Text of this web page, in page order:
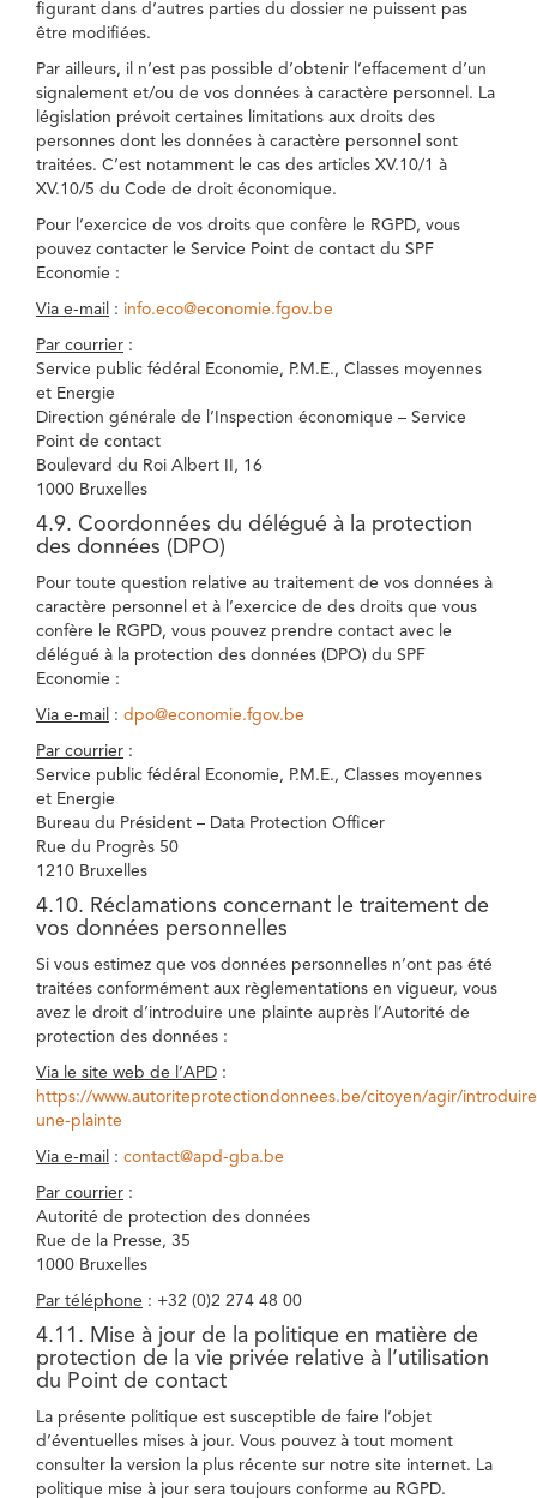
figurant dans d’autres parties du dossier ne puissent pas
être modifiées.
Par ailleurs, il n’est pas possible d’obtenir l’effacement d’un
signalement et/ou de vos données à caractère personnel. La
législation prévoit certaines limitations aux droits des
personnes dont les données à caractère personnel sont
traitées. C’est notamment le cas des articles XV.10/1 à
XV.10/5 du Code de droit économique.
Pour l’exercice de vos droits que confère le RGPD, vous
pouvez contacter le Service Point de contact du SPF
Economie :
Via e-mail : info.eco@economie.fgov.be
Par courrier :
Service public fédéral Economie, P.M.E., Classes moyennes
et Energie
Direction générale de l’Inspection économique – Service
Point de contact
Boulevard du Roi Albert II, 16
1000 Bruxelles
4.9. Coordonnées du délégué à la protection
des données (DPO)
Pour toute question relative au traitement de vos données à
caractère personnel et à l’exercice de des droits que vous
confère le RGPD, vous pouvez prendre contact avec le
délégué à la protection des données (DPO) du SPF
Economie :
Via e-mail : dpo@economie.fgov.be
Par courrier :
Service public fédéral Economie, P.M.E., Classes moyennes
et Energie
Bureau du Président – Data Protection Officer
Rue du Progrès 50
1210 Bruxelles
4.10. Réclamations concernant le traitement de
vos données personnelles
Si vous estimez que vos données personnelles n’ont pas été
traitées conformément aux règlementations en vigueur, vous
avez le droit d’introduire une plainte auprès l’Autorité de
protection des données :
Via le site web de l’APD :
https://www.autoriteprotectiondonnees.be/citoyen/agir/
une-plainte
Via e-mail : contact@apd-gba.be
Par courrier :
Autorité de protection des données
Rue de la Presse, 35
1000 Bruxelles
Par téléphone : +32 (0)2 274 48 00
4.11. Mise à jour de la politique en matière de
protection de la vie privée relative à l’utilisation
du Point de contact
La présente politique est susceptible de faire l’objet
d’éventuelles mises à jour. Vous pouvez à tout moment
consulter la version la plus récente sur notre site internet. La
politique mise à jour sera toujours conforme au RGPD.